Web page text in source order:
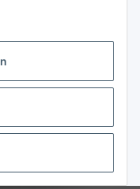
Unternehmen und